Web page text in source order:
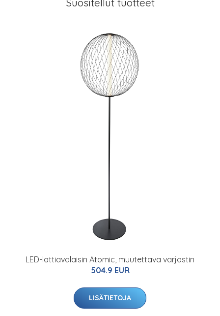
LED-lattiavalaisin Atomic, muutettava varjostin
504.9 EUR
LISÄTIETOJA